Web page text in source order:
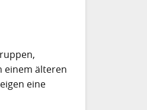
einem älteren
eine